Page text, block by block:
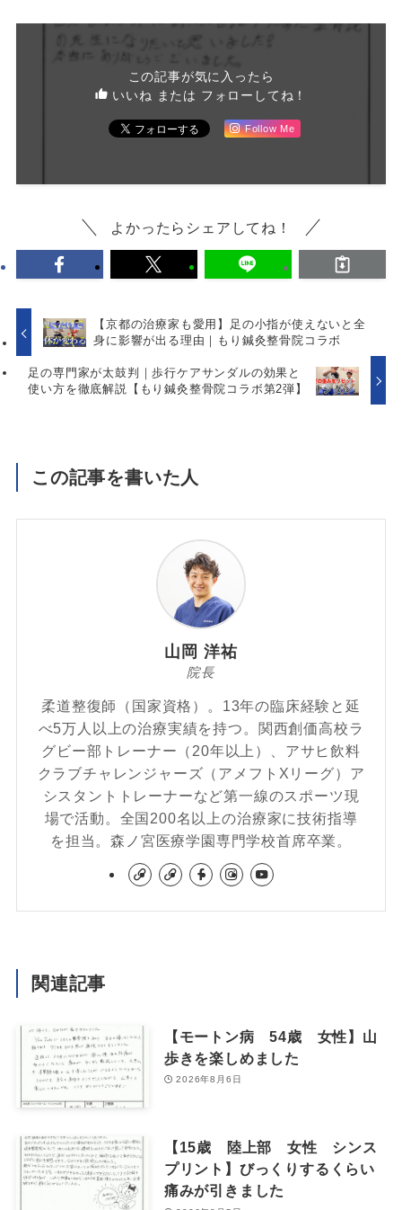
この記事が気に入ったら
いいね または フォローしてね！
Follow Me
よかったらシェアしてね！
【京都の治療家も愛用】足の小指が使えないと全
身に影響が出る理由｜もり鍼灸整骨院コラボ
足の専門家が太鼓判｜歩行ケアサンダルの効果と
使い方を徹底解説【もり鍼灸整骨院コラボ第2弾】
この記事を書いた人
山岡 洋祐
院長
柔道整復師（国家資格）。13年の臨床経験と延
べ5万人以上の治療実績を持つ。関西創価高校ラ
グビー部トレーナー（20年以上）、アサヒ飲料
クラブチャレンジャーズ（アメフトXリーグ）ア
シスタントトレーナーなど第一線のスポーツ現
場で活動。全国200名以上の治療家に技術指導
を担当。森ノ宮医療学園専門学校首席卒業。
関連記事
【モートン病 54歳 女性】山
歩きを楽しめました
2026年8月6日
【15歳 陸上部 女性 シンス
プリント】びっくりするくらい
痛みが引きました